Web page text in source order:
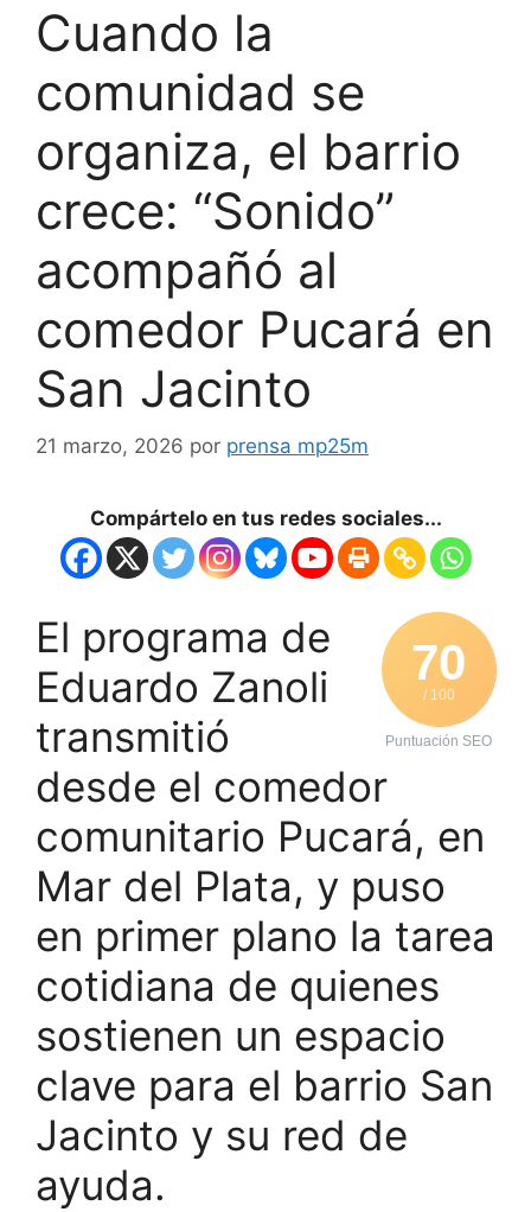
Cuando la
comunidad se
organiza, el barrio
crece: “Sonido”
acompañó al
comedor Pucará en
San Jacinto
21 marzo, 2026 por prensa mp25m
Compártelo en tus redes sociales...
70
/ 100
Puntuación SEO
El programa de
Eduardo Zanoli
transmitió
desde el comedor
comunitario Pucará, en
Mar del Plata, y puso
en primer plano la tarea
cotidiana de quienes
sostienen un espacio
clave para el barrio San
Jacinto y su red de
ayuda.